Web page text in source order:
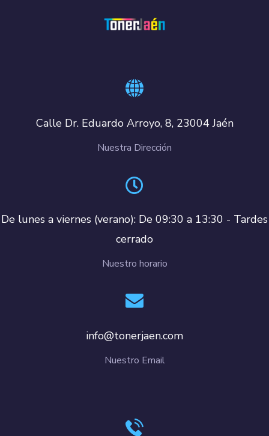
Calle Dr. Eduardo Arroyo, 8, 23004 Jaén
Nuestra Dirección
De lunes a viernes (verano): De 09:30 a 13:30 - Tardes
cerrado
Nuestro horario
info@tonerjaen.com
Nuestro Email